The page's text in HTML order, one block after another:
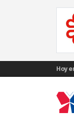
Hoy